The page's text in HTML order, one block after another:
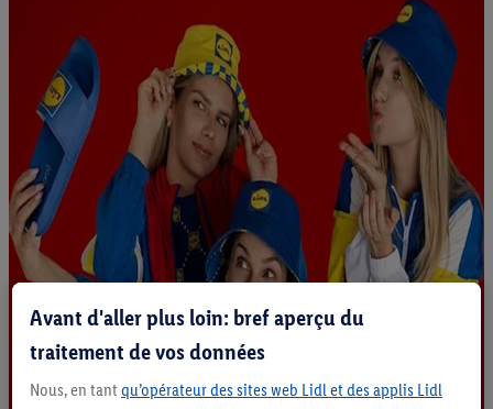
Avant d'aller plus loin: bref aperçu du
traitement de vos données
Nous, en tant qu’opérateur des sites web Lidl et des applis Lidl